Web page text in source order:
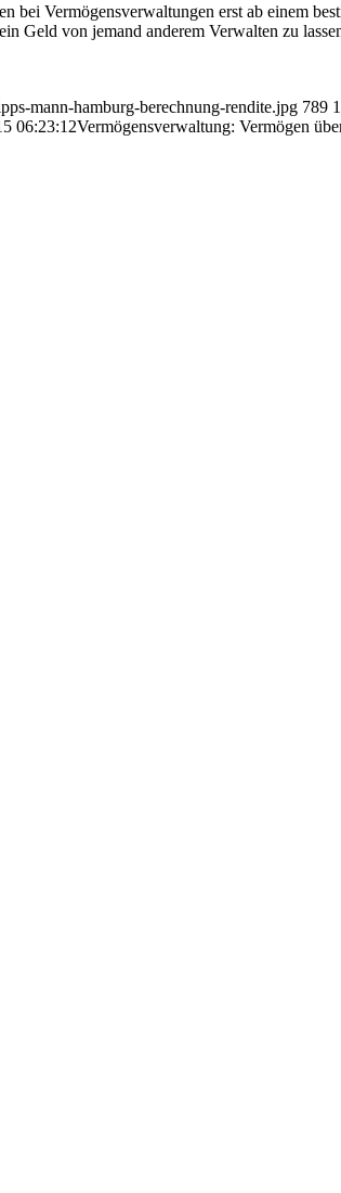
bei Vermögensverwaltungen erst ab einem
Geld von jemand anderem Verwalten zu
mann-hamburg-berechnung-rendite.jpg 789
06:23:12Vermögensverwaltung: Vermögen